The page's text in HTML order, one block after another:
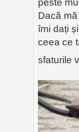
peste
Dacă
îmi dați
ceea ce
sfaturile